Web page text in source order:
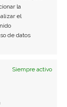
la
el
de datos
Siempre activo